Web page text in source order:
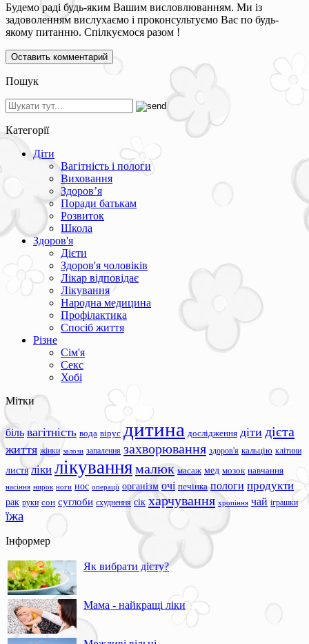
Будемо раді будь-яким Вашим висловлюванням. Ми із
задоволенням вислухаємо і проконсультуємо Вас по будь-
якому питанню. Спілкуємося разом !
Пошук
Категорії
Діти
Вагітність і пологи
Виховання
Здоров’я
Поради батькам
Розвиток
Школа
Здоров'я
Дієти
Здоров'я чоловіків
Лікар відповідає
Лікування
Народна медицина
Профілактика
Спосіб життя
Різне
Сім'я
Секс
Хобі
Мітки
біль вагітність вода вірус дитина дослідження діти дієта
життя жінки залози запалення захворювання здоров'я кальцію клітини
листя ліки лікуваннямалюк масаж мед мозок навчання
насіння нирок ноги нос операції організм очі печінка пологи продукти
рак руки сон суглоби схуднення сік харчування хропіння чай іграшки
їжа
Інформер
Як вибрати дієту?
Мама - найкращі ліки